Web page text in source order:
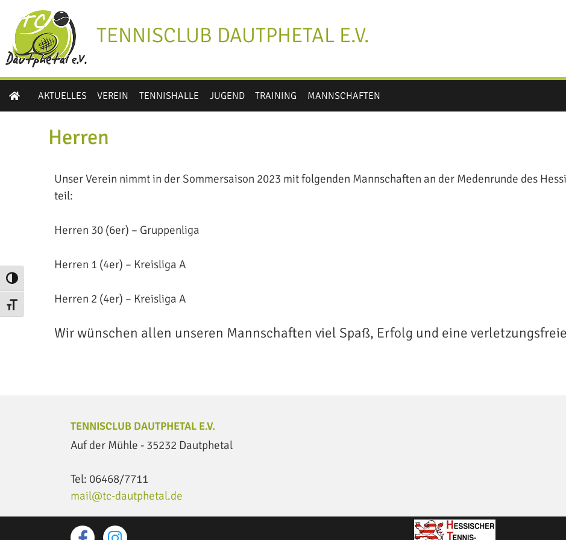
Umschalten auf hohe Kontraste
Schrift vergrößern
TENNISCLUB DAUTPHETAL E.V.
AKTUELLES VEREIN TENNISHALLE JUGEND TRAINING MANNSCHAFTEN
Herren
Unser Verein nimmt in der Sommersaison 2023 mit folgenden Mannschaften an der Medenrunde des
teil:
Herren 30 (6er) – Gruppenliga
Herren 1 (4er) – Kreisliga A
Herren 2 (4er) – Kreisliga A
Wir wünschen allen unseren Mannschaften viel Spaß, Erfolg und eine
TENNISCLUB DAUTPHETAL E.V.
Auf der Mühle - 35232 Dautphetal
Tel: 06468/7711
mail@tc-dautphetal.de